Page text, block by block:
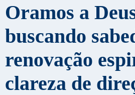
Oramos a
buscando
renovação
clareza de